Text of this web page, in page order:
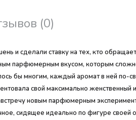
(0)
и сделали ставку на тех, кто
парфюмерным вкусом, которым
бы многим, каждый аромат в ней по-
свой максимально
новым парфюмерным
сидящее идеально по фигуре